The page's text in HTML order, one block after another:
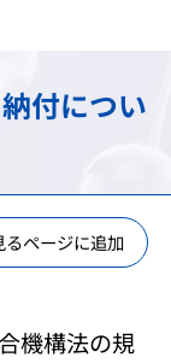
付につい
るページに追加
機構法の規